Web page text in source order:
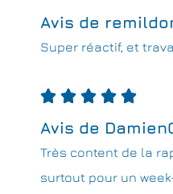
Avis de
Super réactif, et
    
Avis de
Très content de la
surtout pour un